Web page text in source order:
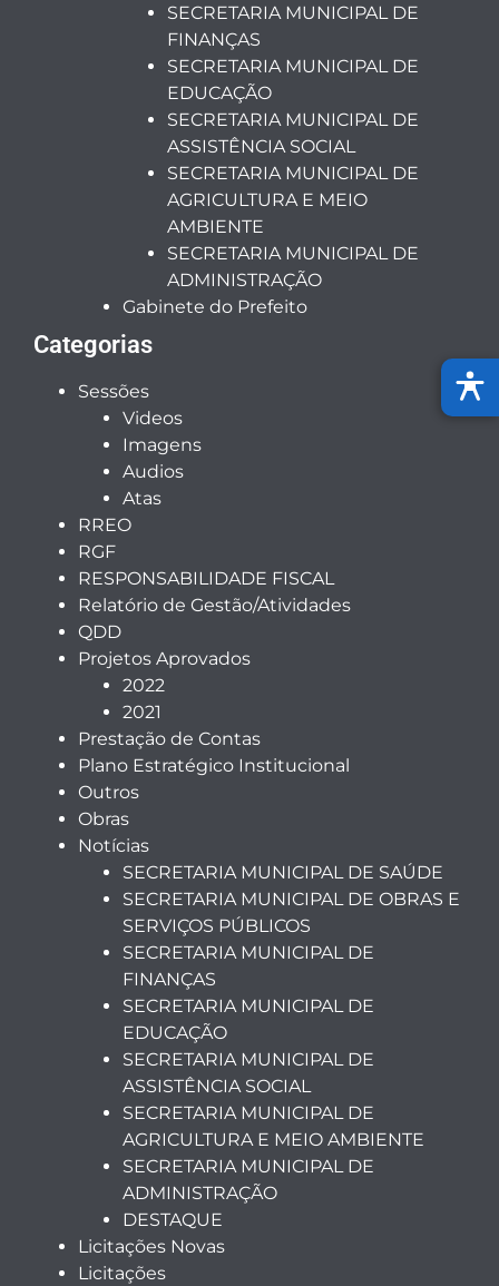
SECRETARIA MUNICIPAL DE
FINANÇAS
SECRETARIA MUNICIPAL DE
EDUCAÇÃO
SECRETARIA MUNICIPAL DE
ASSISTÊNCIA SOCIAL
SECRETARIA MUNICIPAL DE
AGRICULTURA E MEIO
AMBIENTE
SECRETARIA MUNICIPAL DE
ADMINISTRAÇÃO
Gabinete do Prefeito
Categorias
Sessões
Videos
Imagens
Audios
Atas
RREO
RGF
RESPONSABILIDADE FISCAL
Relatório de Gestão/Atividades
QDD
Projetos Aprovados
2022
2021
Prestação de Contas
Plano Estratégico Institucional
Outros
Obras
Notícias
SECRETARIA MUNICIPAL DE SAÚDE
SECRETARIA MUNICIPAL DE OBRAS E
SERVIÇOS PÚBLICOS
SECRETARIA MUNICIPAL DE
FINANÇAS
SECRETARIA MUNICIPAL DE
EDUCAÇÃO
SECRETARIA MUNICIPAL DE
ASSISTÊNCIA SOCIAL
SECRETARIA MUNICIPAL DE
AGRICULTURA E MEIO AMBIENTE
SECRETARIA MUNICIPAL DE
ADMINISTRAÇÃO
DESTAQUE
Licitações Novas
Licitações